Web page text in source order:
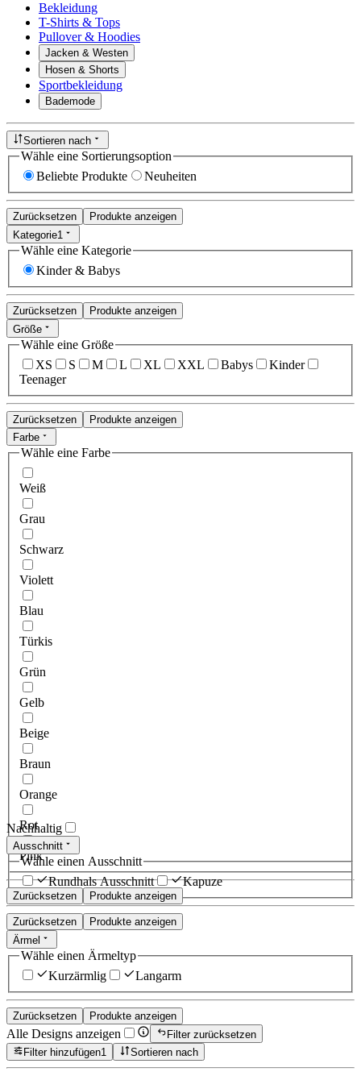
Bekleidung
T-Shirts & Tops
Pullover & Hoodies
Jacken & Westen
Hosen & Shorts
Sportbekleidung
Bademode
Sortieren nach
Wähle eine Sortierungsoption
Beliebte Produkte
Neuheiten
Zurücksetzen
Produkte anzeigen
Kategorie1
Wähle eine Kategorie
Kinder & Babys
Zurücksetzen
Produkte anzeigen
Größe
Wähle eine Größe
XS
S M L XL XXL Babys
Kinder
Teenager
Zurücksetzen
Produkte anzeigen
Farbe
Wähle eine Farbe
Weiß
Grau
Schwarz
Violett
Blau
Türkis
Grün
Gelb
Beige
Braun
Orange
Rot
Pink
Zurücksetzen Produkte anzeigen
Nachhaltig
Ausschnitt
Wähle einen Ausschnitt
Rundhals Ausschnitt
Kapuze
Zurücksetzen
Produkte anzeigen
Ärmel
Wähle einen Ärmeltyp
Kurzärmlig
Langarm
Zurücksetzen Produkte anzeigen
Alle Designs anzeigen
Filter zurücksetzen
Filter hinzufügen1 Sortieren nach